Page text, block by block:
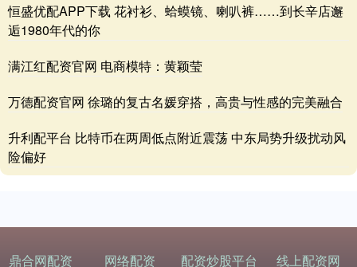
恒盛优配APP下载 花衬衫、蛤蟆镜、喇叭裤……到长辛店邂
逅1980年代的你
满江红配资官网 电商模特：黄颖莹
万德配资官网 徐璐的复古名媛穿搭，高贵与性感的完美融合
升利配平台 比特币在两周低点附近震荡 中东局势升级扰动风
险偏好
鼎合网配资 网络配资 配资炒股平台 线上配资网